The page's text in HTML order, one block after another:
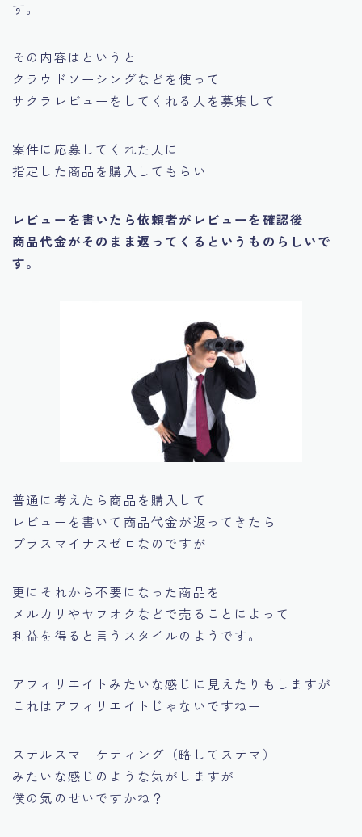
す。
その内容はというと
クラウドソーシングなどを使って
サクラレビューをしてくれる人を募集して
案件に応募してくれた人に
指定した商品を購入してもらい
レビューを書いたら依頼者がレビューを確認後
商品代金がそのまま返ってくるというものらしいで
す。
普通に考えたら商品を購入して
レビューを書いて商品代金が返ってきたら
プラスマイナスゼロなのですが
更にそれから不要になった商品を
メルカリやヤフオクなどで売ることによって
利益を得ると言うスタイルのようです。
アフィリエイトみたいな感じに見えたりもしますが
これはアフィリエイトじゃないですねー
ステルスマーケティング（略してステマ）
みたいな感じのような気がしますが
僕の気のせいですかね？